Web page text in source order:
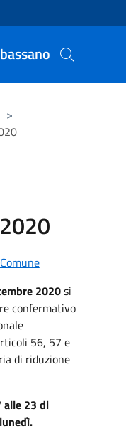
>
Comune
2020si
confermativo
56, 57 e
di riduzione
alle 23 di